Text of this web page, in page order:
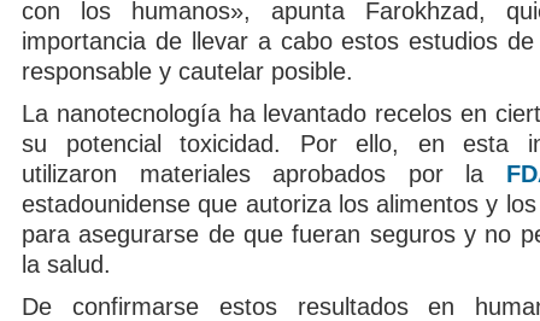
con los humanos», apunta Farokhzad,
importancia de llevar a cabo estos estudios
responsable y cautelar posible.
La nanotecnología ha levantado recelos en
su potencial toxicidad. Por ello, en esta
utilizaron materiales aprobados por la
estadounidense que autoriza los alimentos y
para asegurarse de que fueran seguros y no
la salud.
De confirmarse estos resultados en